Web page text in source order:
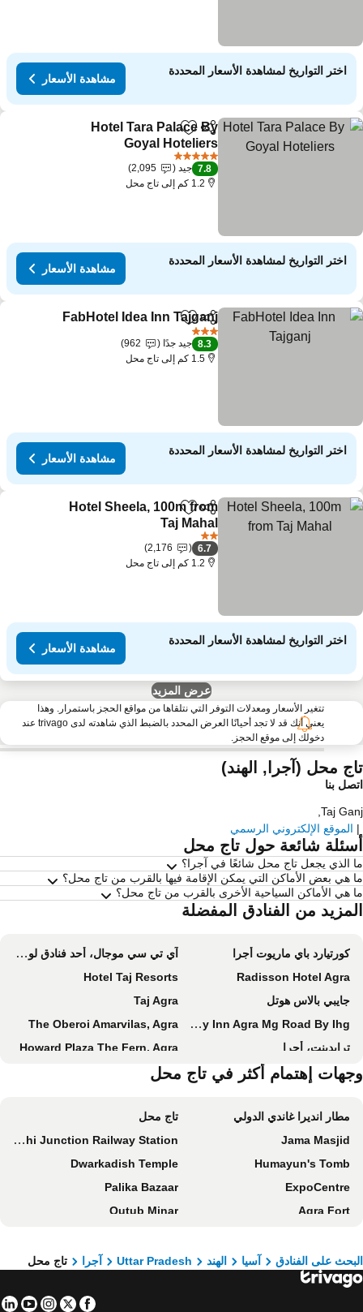
اختر التواريخ لمشاهدة الأسعار المحددة
مشاهدة الأسعار
مشاركةAdd to favorites
Hotel Tara Palace By
Goyal Hoteliers
7.8 جيد
2,095
1.2 كم إلى تاج محل
اختر التواريخ لمشاهدة الأسعار المحددة
مشاهدة الأسعار
مشاركةAdd to favorites
FabHotel Idea Inn Tajganj
8.3 جيد جدًا
962
1.5 كم إلى تاج محل
اختر التواريخ لمشاهدة الأسعار المحددة
مشاهدة الأسعار
مشاركةAdd to favorites
Hotel Sheela, 100m from
Taj Mahal
6.7
2,176
1.2 كم إلى تاج محل
اختر التواريخ لمشاهدة الأسعار المحددة
مشاهدة الأسعار
عرض المزيد
تتغير الأسعار ومعدلات التوفر التي نتلقاها من مواقع الحجز باستمرار. وهذا
يعني أنك قد لا تجد أحيانًا العرض المحدد بالضبط الذي شاهدته لدى trivago عند
دخولك إلى موقع الحجز.
محل (آجرا, الهند)
بنا
Taj
,
الموقع الإلكتروني الرسمي
شائعة حول تاج محل
الذي يجعل تاج محل شائعًا في آجرا؟
هي بعض الأماكن التي يمكن الإقامة فيها بالقرب من تاج محل؟
هي الأماكن السياحية الأخرى بالقرب من تاج محل؟
من الفنادق المفضلة
كورتيارد باي ماريوت أجرا
آي تي سي موجال، أحد فنادق لوكشري كولكشن، أكرا
Radisson Hotel Agra
Hotel Taj Resorts
جايبي بالاس هوتل
Taj Agra
Holiday Inn Agra Mg Road By Ihg
The Oberoi Amarvilas, Agra
ترايدينت، أجرا
Howard Plaza The Fern, Agra
هوتل كلاركس شيراز
هوتل أتوليا تاج
Village Homestay
Aaradhya Residency
DoubleTree by Hilton Agra
Fairfield by Marriott Agra
Grand Mercure Agra
ذا جيت واي هوتل فيتاباد رود
Tajview, Agra-IHCL SeleQtions
هوتل سيدهارتا
OYO 12253 Jigyasa Palace
The Grand Imperial - Heritage Hotel
Maple Grand
The P L Palace Agra
The Vacation Villa
Foxoso Taj View Hotel
إهتمام أكثر في تاج محل
مطار انديرا غاندي الدولي
تاج محل
Jama Masjid
Delhi Junction Railway Station
Humayun's Tomb
Dwarkadish Temple
ExpoCentre
Palika Bazaar
Agra Fort
Qutub Minar
Lotus Temple
Rajiv Chowk Metro Station
Akshardham Temple
Bangla Sahib Gurdwara
على الفنادق آسيا الهند Uttar Pradesh آجرا تاج محل
Facebook
Twitter